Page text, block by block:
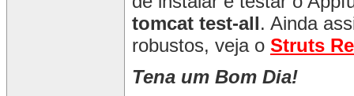
tomcat test-all. Ainda
robustos, veja o Struts
Tena um Bom Dia!